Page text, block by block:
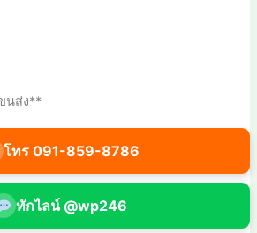
นส่ง**
โทร 091-859-8786
ทักไลน์ @wp246